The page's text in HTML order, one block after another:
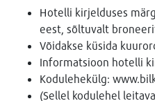
Hotelli kirjelduses
eest, sõltuvalt
Võidakse küsida
Informatsioon hotelli
Kodulehekülg:
(Sellel kodulehel